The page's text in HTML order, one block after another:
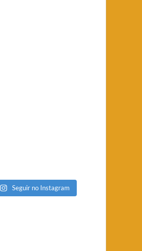
Seguir no Instagram